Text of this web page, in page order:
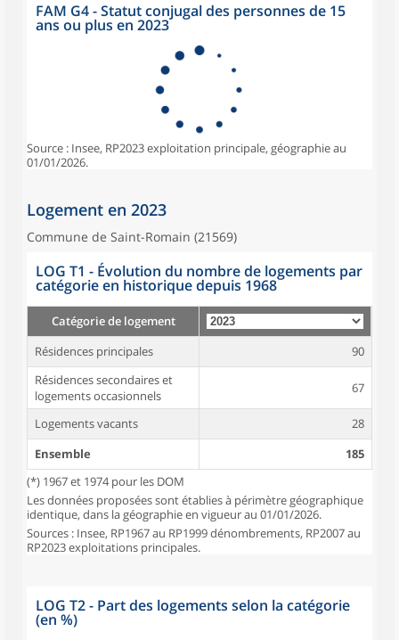
FAM G4 - Statut conjugal des personnes de 15
ans ou plus en 2023
Source : Insee, RP2023 exploitation principale, géographie au
01/01/2026.
Logement en 2023
Commune de Saint-Romain (21569)
LOG T1 - Évolution du nombre de logements par
catégorie en historique depuis 1968
Catégorie de logement
Résidences principales
90
Résidences secondaires et
logements occasionnels
67
Logements vacants
28
Ensemble
185
(*) 1967 et 1974 pour les DOM
Les données proposées sont établies à périmètre géographique
identique, dans la géographie en vigueur au 01/01/2026.
Sources : Insee, RP1967 au RP1999 dénombrements, RP2007 au
RP2023 exploitations principales.
LOG T2 - Part des logements selon la catégorie
(en %)